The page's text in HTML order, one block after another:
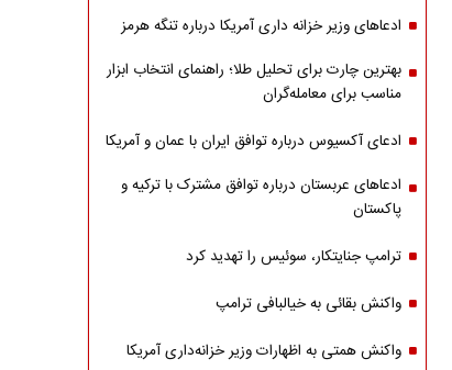
ادعاهای وزیر خزانه داری آمریکا درباره تنگه هرمز
بهترین چارت برای تحلیل طلا؛ راهنمای انتخاب ابزار
مناسب برای معامله‌گران
ادعای آکسیوس درباره توافق ایران با عمان و آمریکا
ادعاهای عربستان درباره توافق مشترک با ترکیه و
پاکستان
ترامپ جنایتکار، سوئیس را تهدید کرد
واکنش بقائی به خیالبافی ترامپ
واکنش همتی به اظهارات وزیر خزانه‌داری آمریکا